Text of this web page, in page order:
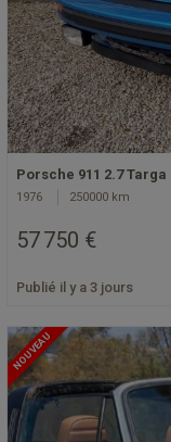
Porsche 911 2.7 Targa
1976 250000 km
57 750 €
Publié il y a 3 jours
NOUVEAU